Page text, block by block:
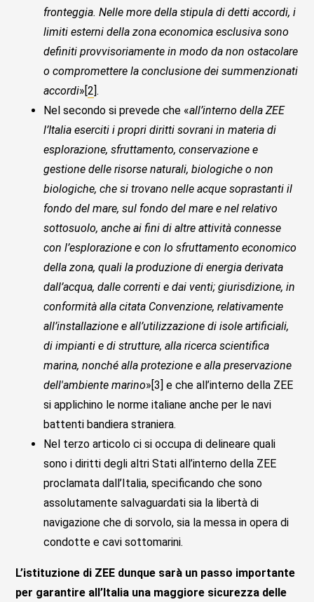
fronteggia. Nelle more della stipula di detti accordi, i
limiti esterni della zona economica esclusiva sono
definiti provvisoriamente in modo da non ostacolare
o compromettere la conclusione dei summenzionati
accordi»[2].
Nel secondo si prevede che «all’interno della ZEE
l’Italia eserciti i propri diritti sovrani in materia di
esplorazione, sfruttamento, conservazione e
gestione delle risorse naturali, biologiche o non
biologiche, che si trovano nelle acque soprastanti il
fondo del mare, sul fondo del mare e nel relativo
sottosuolo, anche ai fini di altre attività connesse
con l’esplorazione e con lo sfruttamento economico
della zona, quali la produzione di energia derivata
dall’acqua, dalle correnti e dai venti; giurisdizione, in
conformità alla citata Convenzione, relativamente
all’installazione e all’utilizzazione di isole artificiali,
di impianti e di strutture, alla ricerca scientifica
marina, nonché alla protezione e alla preservazione
dell'ambiente marino»[3] e che all’interno della ZEE
si applichino le norme italiane anche per le navi
battenti bandiera straniera.
Nel terzo articolo ci si occupa di delineare quali
sono i diritti degli altri Stati all’interno della ZEE
proclamata dall’Italia, specificando che sono
assolutamente salvaguardati sia la libertà di
navigazione che di sorvolo, sia la messa in opera di
condotte e cavi sottomarini.
L’istituzione di ZEE dunque sarà un passo importante
per garantire all’Italia una maggiore sicurezza delle